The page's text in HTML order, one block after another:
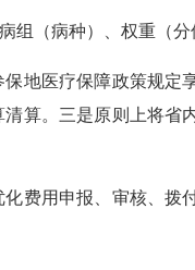
组（病种）、权重（
地医疗保障政策规定
算。三是原则上将省
费用申报、审核、拨